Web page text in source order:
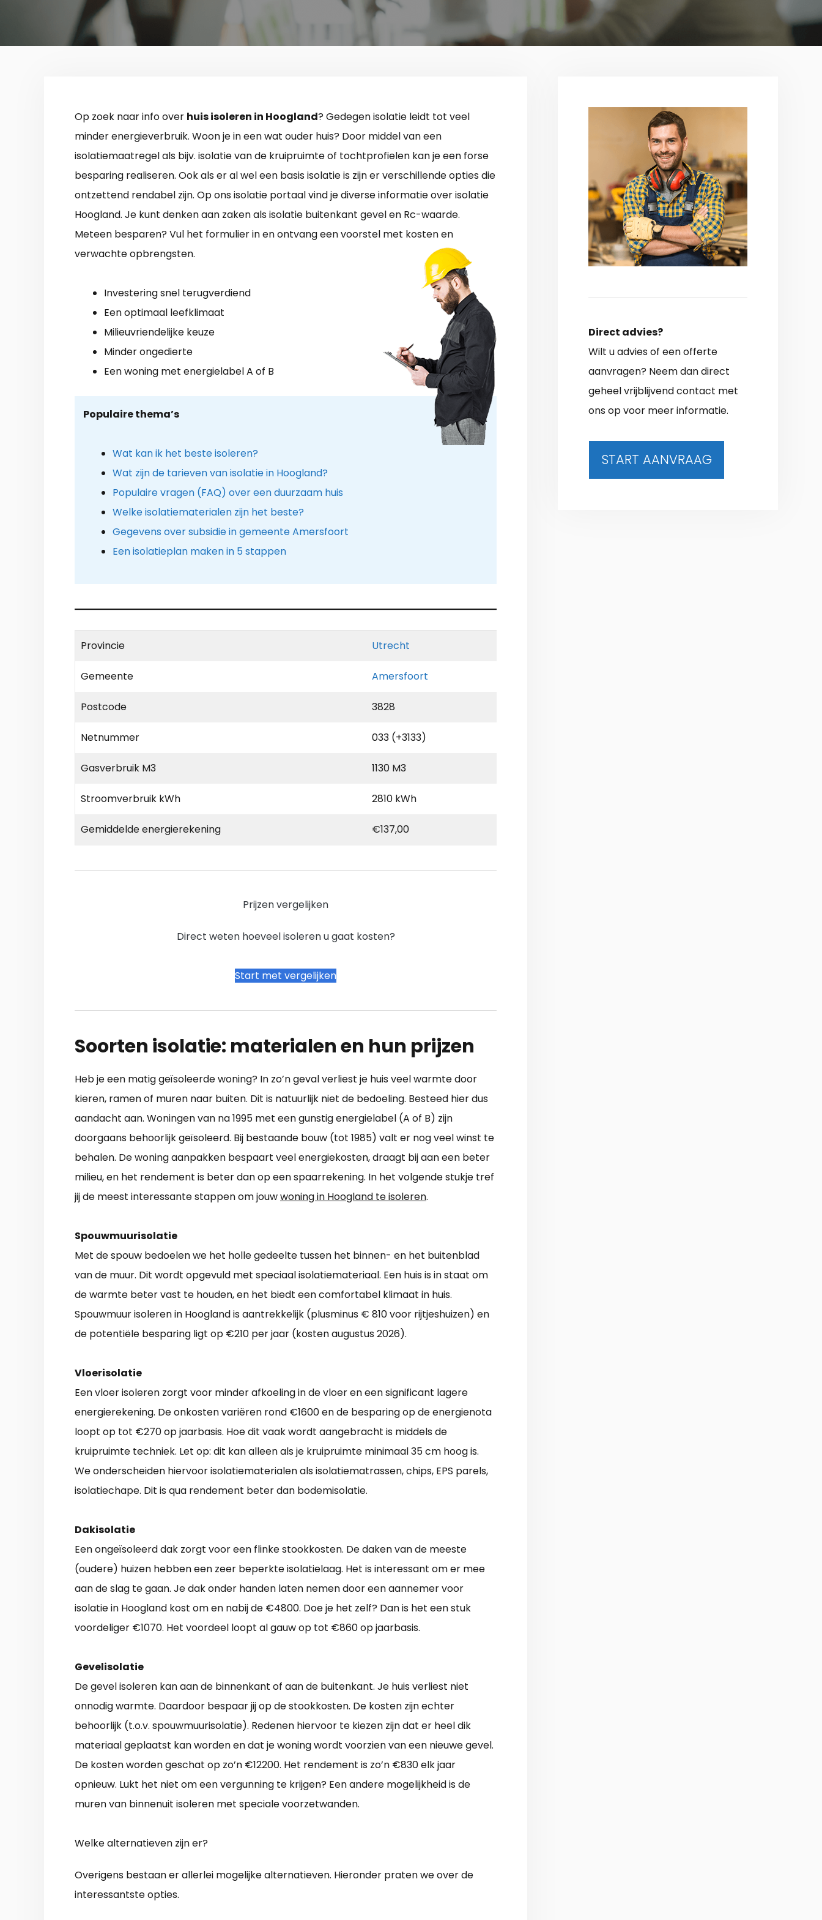
Op zoek naar info over huis isoleren in Hoogland? Gedegen isolatie leidt tot veel
minder energieverbruik. Woon je in een wat ouder huis? Door middel van een
isolatiemaatregel als bijv. isolatie van de kruipruimte of tochtprofielen kan je een forse
besparing realiseren. Ook als er al wel een basis isolatie is zijn er verschillende opties die
ontzettend rendabel zijn. Op ons isolatie portaal vind je diverse informatie over isolatie
Hoogland. Je kunt denken aan zaken als isolatie buitenkant gevel en Rc-waarde.
Meteen besparen? Vul het formulier in en ontvang een voorstel met kosten en
verwachte opbrengsten.
Investering snel terugverdiend
Een optimaal leefklimaat
Milieuvriendelijke keuze
Minder ongedierte
Een woning met energielabel A of B
Populaire thema’s
Wat kan ik het beste isoleren?
Wat zijn de tarieven van isolatie in Hoogland?
Populaire vragen (FAQ) over een duurzaam huis
Welke isolatiematerialen zijn het beste?
Gegevens over subsidie in gemeente Amersfoort
Een isolatieplan maken in 5 stappen
Provincie Utrecht
Gemeente Amersfoort
Postcode 3828
Netnummer 033 (+3133)
Gasverbruik M3 1130 M3
Stroomverbruik kWh 2810 kWh
Gemiddelde energierekening €137,00
Prijzen vergelijken
Direct weten hoeveel isoleren u gaat kosten?
Start met vergelijken
Soorten isolatie: materialen en hun prijzen
Heb je een matig geïsoleerde woning? In zo’n geval verliest je huis veel warmte door
kieren, ramen of muren naar buiten. Dit is natuurlijk niet de bedoeling. Besteed hier dus
aandacht aan. Woningen van na 1995 met een gunstig energielabel (A of B) zijn
doorgaans behoorlijk geïsoleerd. Bij bestaande bouw (tot 1985) valt er nog veel winst te
behalen. De woning aanpakken bespaart veel energiekosten, draagt bij aan een beter
milieu, en het rendement is beter dan op een spaarrekening. In het volgende stukje tref
jij de meest interessante stappen om jouwwoning in Hoogland te isoleren.
Spouwmuurisolatie
Met de spouw bedoelen we het holle gedeelte tussen het binnen- en het buitenblad
van de muur. Dit wordt opgevuld met speciaal isolatiemateriaal. Een huis is in staat om
de warmte beter vast te houden, en het biedt een comfortabel klimaat in huis.
Spouwmuur isoleren in Hoogland is aantrekkelijk (plusminus € 810 voor rijtjeshuizen) en
de potentiële besparing ligt op €210 per jaar (kosten augustus 2026).
Vloerisolatie
Een vloer isoleren zorgt voor minder afkoeling in de vloer en een significant lagere
energierekening. De onkosten variëren rond €1600 en de besparing op de energienota
loopt op tot €270 op jaarbasis. Hoe dit vaak wordt aangebracht is middels de
kruipruimte techniek. Let op: dit kan alleen als je kruipruimte minimaal 35 cm hoog is.
We onderscheiden hiervoor isolatiematerialen als isolatiematrassen, chips, EPS parels,
isolatiechape. Dit is qua rendement beter dan bodemisolatie.
Dakisolatie
Een ongeïsoleerd dak zorgt voor een flinke stookkosten. De daken van de meeste
(oudere) huizen hebben een zeer beperkte isolatielaag. Het is interessant om er mee
aan de slag te gaan. Je dak onder handen laten nemen door een aannemer voor
isolatie in Hoogland kost om en nabij de €4800. Doe je het zelf? Dan is het een stuk
voordeliger €1070. Het voordeel loopt al gauw op tot €860 op jaarbasis.
Gevelisolatie
De gevel isoleren kan aan de binnenkant of aan de buitenkant. Je huis verliest niet
onnodig warmte. Daardoor bespaar jij op de stookkosten. De kosten zijn echter
behoorlijk (t.o.v. spouwmuurisolatie). Redenen hiervoor te kiezen zijn dat er heel dik
materiaal geplaatst kan worden en dat je woning wordt voorzien van een nieuwe gevel.
De kosten worden geschat op zo’n €12200. Het rendement is zo’n €830 elk jaar
opnieuw. Lukt het niet om een vergunning te krijgen? Een andere mogelijkheid is de
muren van binnenuit isoleren met speciale voorzetwanden.
Welke alternatieven zijn er?
Overigens bestaan er allerlei mogelijke alternatieven. Hieronder praten we over de
interessantste opties.
Direct advies?
Wilt u advies of een offerte
aanvragen? Neem dan direct
geheel vrijblijvend contact met
ons op voor meer informatie.
START AANVRAAG